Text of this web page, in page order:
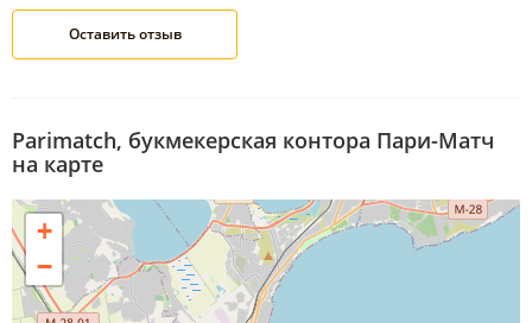
Parimatch, букмекерская контора Пари-Матч
на карте
+
−